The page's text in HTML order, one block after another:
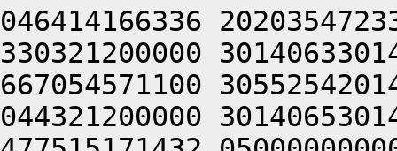
046414166336
330321200000
667054571100
044321200000